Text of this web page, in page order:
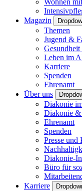
Wohnen
Magazin
Themen
Jugend &
Leben im
Karriere
Spenden
Ehrenamt
Über uns
Diakonie
Diakonie
Ehrenamt
Spenden
Presse und
Diakonie-
Büro für
Karriere